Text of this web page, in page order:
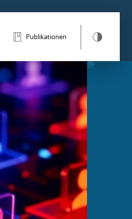
Publikationen